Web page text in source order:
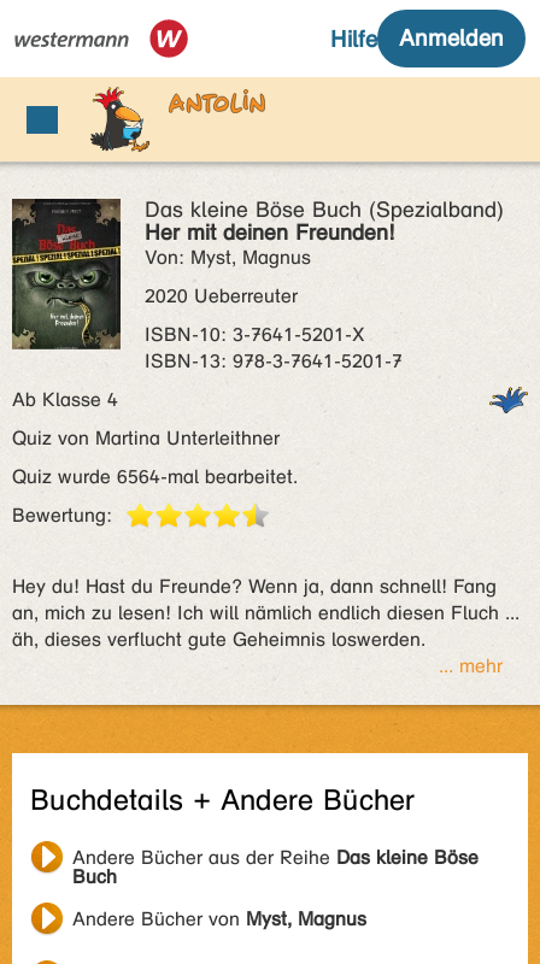
Das kleine Böse Buch (Spezialband)
Her mit deinen Freunden!
Von: Myst, Magnus
2020 Ueberreuter
ISBN‑10: 3-7641-5201-X
ISBN‑13: 978-3-7641-5201-7
Ab Klasse 4
Quiz von Martina Unterleithner
Quiz wurde 6564-mal bearbeitet.
Bewertung:
Hey du! Hast du Freunde? Wenn ja, dann schnell! Fang
an, mich zu lesen! Ich will nämlich endlich diesen Fluch ...
äh, dieses verflucht gute Geheimnis loswerden.
... mehr
Buchdetails + Andere Bücher
Andere Bücher aus der Reihe Das kleine Böse
Buch
Andere Bücher von Myst, Magnus